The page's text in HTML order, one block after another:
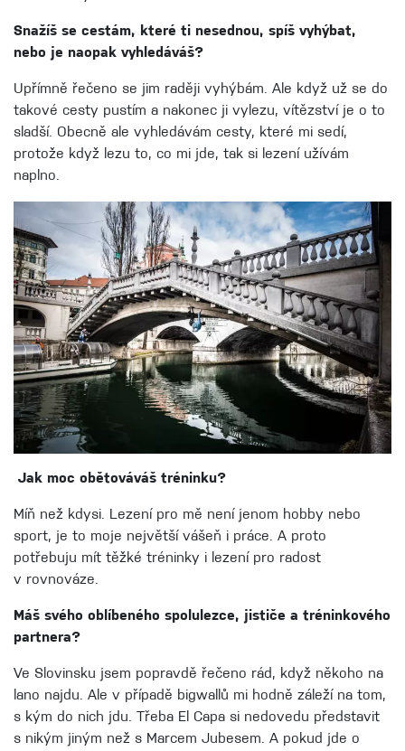
Snažíš se cestám, které ti nesednou, spíš vyhýbat,
nebo je naopak vyhledáváš?
Upřímně řečeno se jim raději vyhýbám. Ale když už se do
takové cesty pustím a nakonec ji vylezu, vítězství je o to
sladší. Obecně ale vyhledávám cesty, které mi sedí,
protože když lezu to, co mi jde, tak si lezení užívám
naplno.
Jak moc obětováváš tréninku?
Míň než kdysi. Lezení pro mě není jenom hobby nebo
sport, je to moje největší vášeň i práce. A proto
potřebuju mít těžké tréninky i lezení pro radost
v rovnováze.
Máš svého oblíbeného spolulezce, jističe a tréninkového
partnera?
Ve Slovinsku jsem popravdě řečeno rád, když někoho na
lano najdu. Ale v případě bigwallů mi hodně záleží na tom,
s kým do nich jdu. Třeba El Capa si nedovedu představit
s nikým jiným než s Marcem Jubesem. A pokud jde o